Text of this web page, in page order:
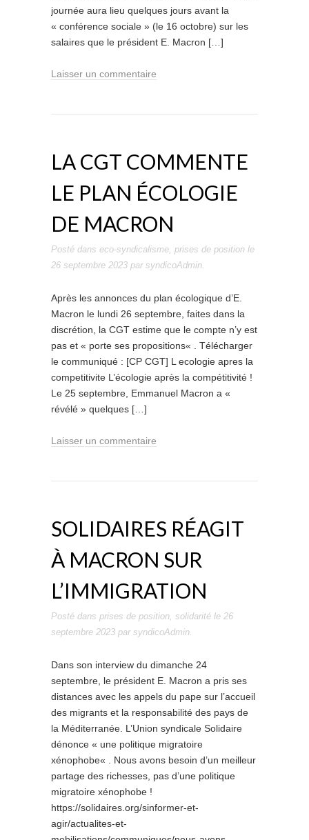
journée aura lieu quelques jours avant la
« conférence sociale » (le 16 octobre) sur les
salaires que le président E. Macron […]
Laisser un commentaire
LA CGT COMMENTE
LE PLAN ÉCOLOGIE
DE MACRON
Posté dans eco-syndicalisme, prises de position le
26 septembre 2023 par syndicoAdmin.
Après les annonces du plan écologique d’E.
Macron le lundi 26 septembre, faites dans la
discrétion, la CGT estime que le compte n’y est
pas et « porte ses propositions« . Télécharger
le communiqué : [CP CGT] L ecologie apres la
competitivite L’écologie après la compétitivité !
Le 25 septembre, Emmanuel Macron a «
révélé » quelques […]
Laisser un commentaire
SOLIDAIRES RÉAGIT
À MACRON SUR
L’IMMIGRATION
Posté dans prises de position, solidarité le 26
septembre 2023 par syndicoAdmin.
Dans son interview du dimanche 24
septembre, le président E. Macron a pris ses
distances avec les appels du pape sur l’accueil
des migrants et la responsabilité des pays de
la Méditerranée. L’Union syndicale Solidaire
dénonce « une politique migratoire
xénophobe« . Nous avons besoin d’un meilleur
partage des richesses, pas d’une politique
migratoire xénophobe !
https://solidaires.org/sinformer-et-
agir/actualites-et-